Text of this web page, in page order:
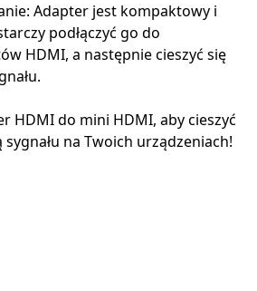
Adapter jest kompaktowy i
podłączyć go do
HDMI, a następnie cieszyć się
HDMI do mini HDMI, aby cieszyć
na Twoich urządzeniach!